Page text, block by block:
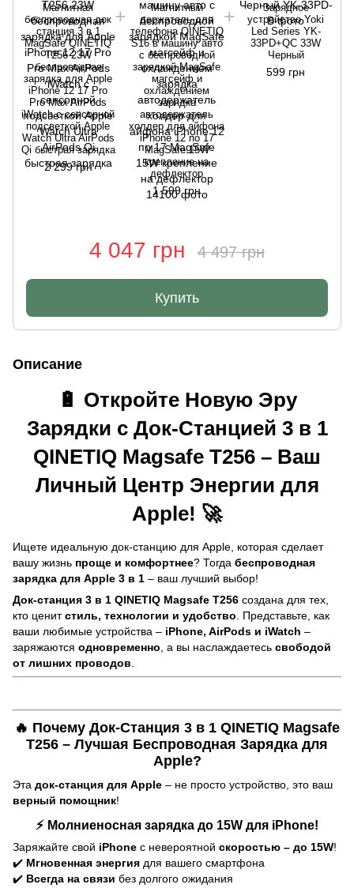
Магнитная
беспроводная док
станция 3 в 1
MagSafe QINETIQ
T256 23W
беспроводная
зарядка для Apple
iPhone 12 17 Pro
Pro Max AirPods
iWatch с сенсорной
подсветкой Apple
Watch Ultra AirPods
Qi быстрая зарядка
2 299 грн
Магнитный
держатель для
телефона QINETIQ
S16 в машину авто
с беспроводной
зарядкой MagSafe
магсейф и
охлаждением
зарядка
автодержатель
холдер для айфона
iPhone 12 по 17
MagSafe 15W
крепление на
дефлектор
1 599 грн
Зарядное
устройство Yoki
Led Series YK-
33PD+QC 33W
Черный
599 грн
4 047 грн 4 497 грн
Купить
Описание
🔋 Откройте Новую Эру
Зарядки с Док-Станцией 3 в 1
QINETIQ Magsafe T256 – Ваш
Личный Центр Энергии для
Apple! 🚀
Ищете идеальную док-станцию для Apple, которая сделает
вашу жизнь проще и комфортнее? Тогда беспроводная
зарядка для Apple 3 в 1 – ваш лучший выбор!
Док-станция 3 в 1 QINETIQ Magsafe T256 создана для тех,
кто ценитстиль, технологии и удобство . Представьте, как
ваши любимые устройства – iPhone, AirPods и iWatch –
заряжаются одновременно , а вы наслаждаетесь свободой
от лишних проводов
🔥 Почему Док-Станция 3 в 1 QINETIQ Magsafe
T256 – Лучшая Беспроводная Зарядка для
Apple?
Эта док-станция для Apple – не просто устройство, это ваш
верный помощник!
⚡ Молниеносная зарядка до 15W для iPhone!
Заряжайте свой iPhone с невероятной скоростью – до 15W!
✔️ Мгновенная энергия для вашего смартфона
✔️ Всегда на связи без долгого ожидания